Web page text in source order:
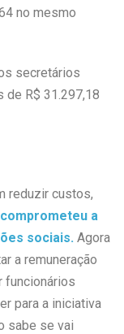
no mesmo
secretários
de R$ 31.297,18
reduzir custos,
a
sociais. Agora
a remuneração
funcionários
para a iniciativa
sabe se vai